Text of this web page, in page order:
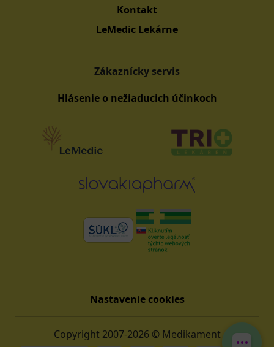
Kontakt
LeMedic Lekárne
Zákaznícky servis
Hlásenie o nežiaducich účinkoch
Nastavenie cookies
Copyright 2007-2026 © Medikament